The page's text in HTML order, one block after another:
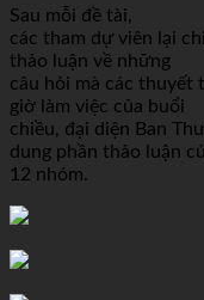
Sau mỗi đề tài,
các tham dự viên lại
thảo luận về những
câu hỏi mà các thuyết
giờ làm việc của buổi
chiều, đại diện Ban
dung phần thảo luận
12 nhóm.